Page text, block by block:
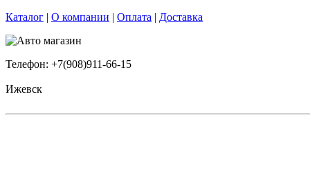
Каталог | О компании | Оплата | Доставка
Телефон: +7(908)911-66-15
Ижевск